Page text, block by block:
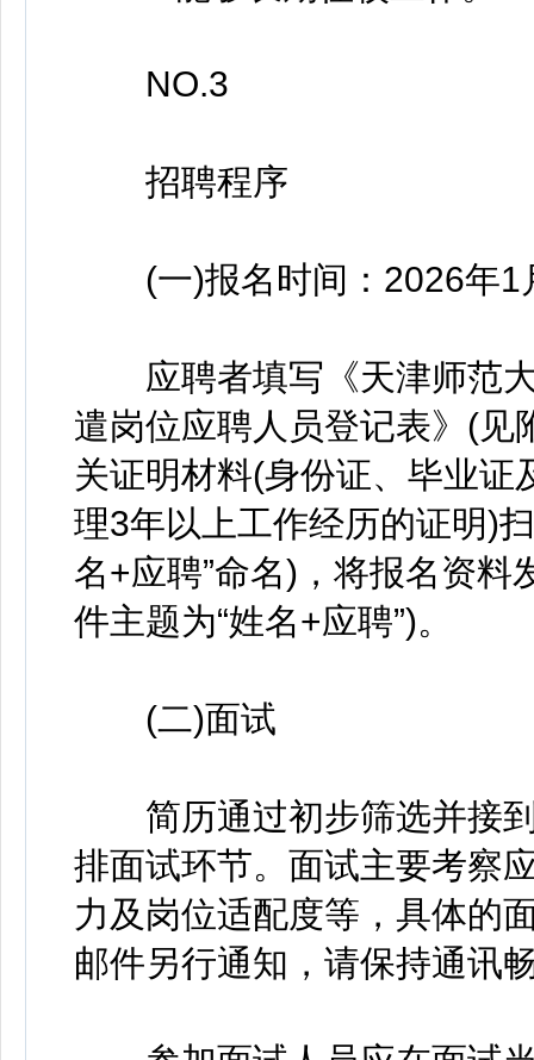
NO.3
招聘程序
(一)报名时间：2026年1
应聘者填写《天津师范大
遣岗位应聘人员登记表》(见
关证明材料(身份证、毕业证
理3年以上工作经历的证明)
名+应聘”命名)，将报名资
件主题为“姓名+应聘”)。
(二)面试
简历通过初步筛选并接到
排面试环节。面试主要考察
力及岗位适配度等，具体的
邮件另行通知，请保持通讯